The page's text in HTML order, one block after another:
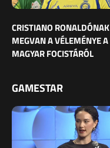
CRISTIANO RONALDÓNAK
MEGVAN A VÉLEMÉNYE A
MAGYAR FOCISTÁRÓL
GAMESTAR